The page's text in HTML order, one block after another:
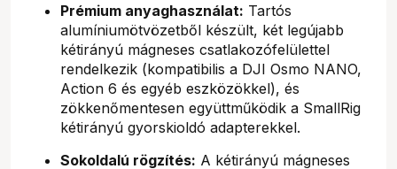
Prémium anyaghasználat: Tartós
alumíniumötvözetből készült, két legújabb
kétirányú mágneses csatlakozófelülettel
rendelkezik (kompatibilis a DJI Osmo NANO,
Action 6 és egyéb eszközökkel), és
zökkenőmentesen együttműködik a SmallRig
kétirányú gyorskioldó adapterekkel.
Sokoldalú rögzítés: A kétirányú mágneses